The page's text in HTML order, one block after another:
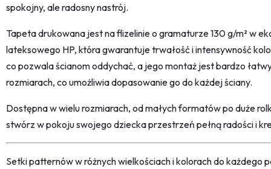
spokojny, ale radosny nastrój.
Tapeta drukowana jest na flizelinie o gramaturze 130 g/m² w
lateksowego HP, która gwarantuje trwałość i intensywność
co pozwala ścianom oddychać, a jego montaż jest bardzo
rozmiarach, co umożliwia dopasowanie go do każdej ściany.
Dostępna w wielu rozmiarach, od małych formatów po duże
stwórz w pokoju swojego dziecka przestrzeń pełną radości i
Setki patternów w różnych wielkościach i kolorach do każdego